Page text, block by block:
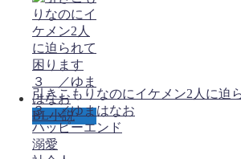
BL小説
引きこもりなのにイケメン2人に迫
３ ／ゆまはなお
ハッピーエンド
溺愛